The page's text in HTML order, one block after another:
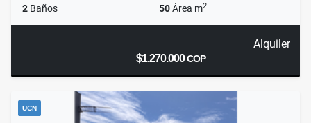
2 Baños 50Área m2
Alquiler
$1.270.000COP
UCN